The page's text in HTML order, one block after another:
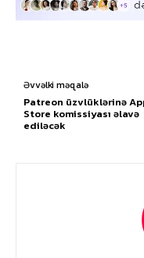
Əvvəlki məqalə
Patreon üzvlüklərinə
Store komissiyası əlavə
ediləcək